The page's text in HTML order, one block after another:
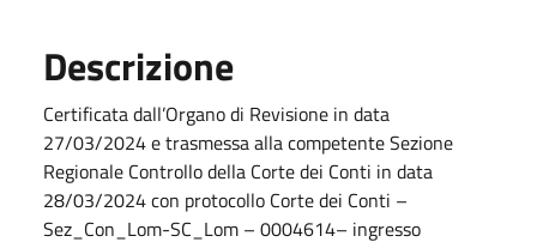
Descrizione
Certificata dall’Organo di Revisione in data
27/03/2024 e trasmessa alla competente Sezione
Regionale Controllo della Corte dei Conti in data
28/03/2024 con protocollo Corte dei Conti –
Sez_Con_Lom-SC_Lom – 0004614– ingresso